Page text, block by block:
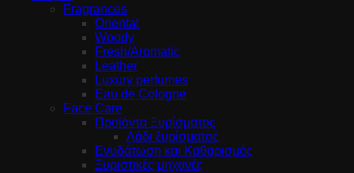
Fragrances
Oriental
Woody
Fresh/Aromatic
Leather
Luxury perfumes
Eau de Cologne
Face Care
Προϊόντα Ξυρίσματος
Λάδι ξυρίσματος
Ενυδάτωση και Καθαρισμός
Ξυριστικές μηχανές